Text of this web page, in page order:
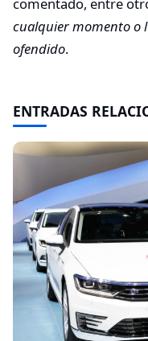
cualquier momento o
ofendido.
ENTRADAS